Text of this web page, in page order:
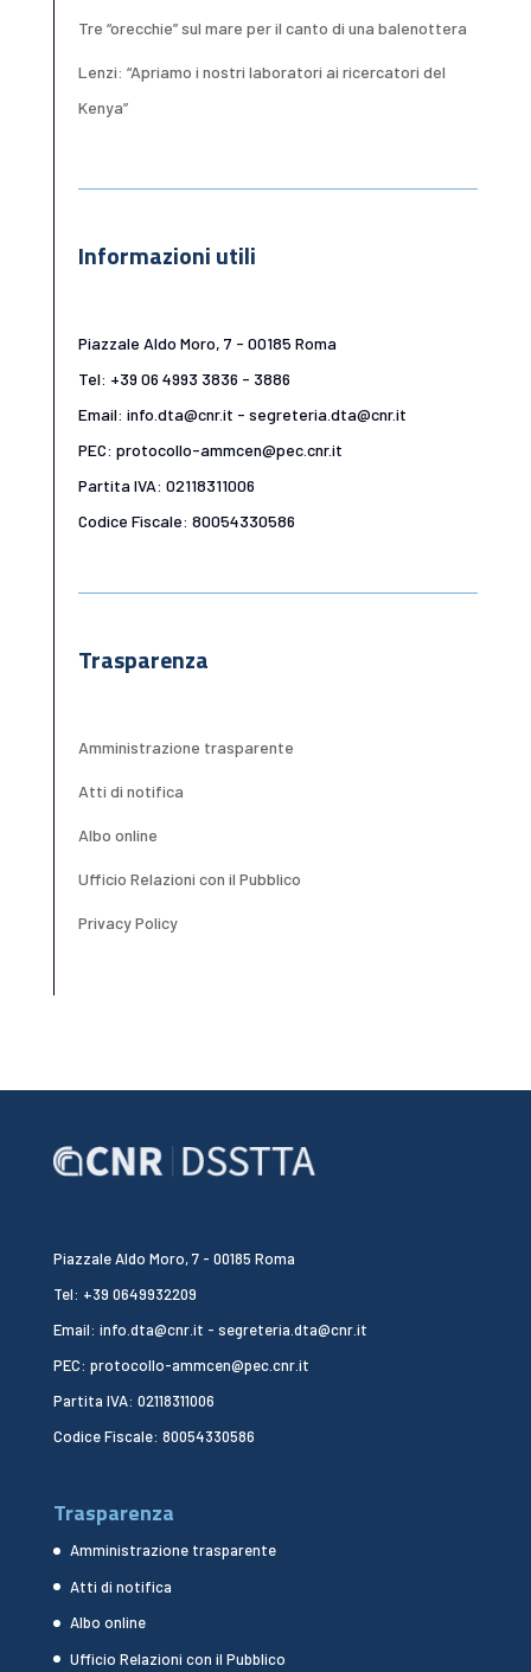
Tre “orecchie” sul mare per il canto di una balenottera
Lenzi: “Apriamo i nostri laboratori ai ricercatori del
Kenya”
Informazioni utili
Piazzale Aldo Moro, 7 - 00185 Roma
Tel: +39 06 4993 3836 - 3886
Email: info.dta@cnr.it - segreteria.dta@cnr.it
PEC: protocollo-ammcen@pec.cnr.it
Partita IVA: 02118311006
Codice Fiscale: 80054330586
Trasparenza
Amministrazione trasparente
Atti di notifica
Albo online
Ufficio Relazioni con il Pubblico
Privacy Policy
Piazzale Aldo Moro, 7 - 00185 Roma
Tel: +39 0649932209
Email: info.dta@cnr.it - segreteria.dta@cnr.it
PEC: protocollo-ammcen@pec.cnr.it
Partita IVA: 02118311006
Codice Fiscale: 80054330586
Trasparenza
Amministrazione trasparente
Atti di notifica
Albo online
Ufficio Relazioni con il Pubblico